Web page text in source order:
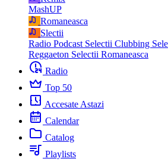
MashUP
Romaneasca
Slectii
Radio Podcast Selectii Clubbing
Reggaeton Selectii Romaneasca
Radio
Top 50
Accesate Astazi
Calendar
Catalog
Playlists